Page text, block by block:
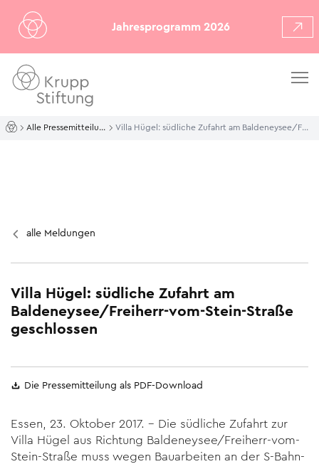
Jahresprogramm 2026
Alle Pressemitteilungen Villa Hügel: südliche Zufahrt am Baldeneysee/Freiherr-vom-Stein-Straße geschlossen
alle Meldungen
Villa Hügel: südliche Zufahrt am
Baldeneysee/Freiherr-vom-Stein-Straße
geschlossen
Die Pressemitteilung als PDF-Download
Essen, 23. Oktober 2017. – Die südliche Zufahrt zur
Villa Hügel aus Richtung Baldeneysee/Freiherr-vom-
Stein-Straße muss wegen Bauarbeiten an der S-Bahn-